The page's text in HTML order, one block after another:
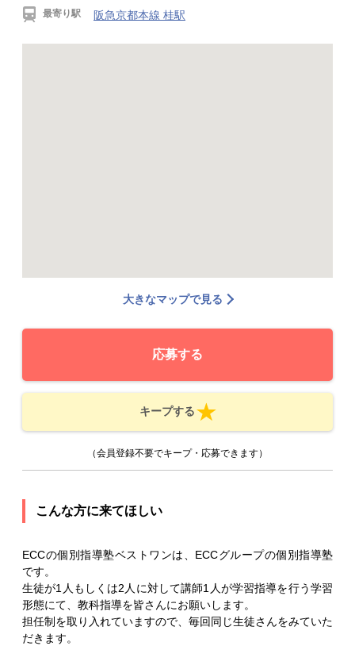
最寄り駅 阪急京都本線 桂駅
大きなマップで見る
応募する
キープする
（会員登録不要でキープ・応募できます）
こんな方に来てほしい
ECCの個別指導塾ベストワンは、ECCグループの個別指導塾
です。
生徒が1人もしくは2人に対して講師1人が学習指導を行う学習
形態にて、教科指導を皆さんにお願いします。
担任制を取り入れていますので、毎回同じ生徒さんをみていた
だきます。